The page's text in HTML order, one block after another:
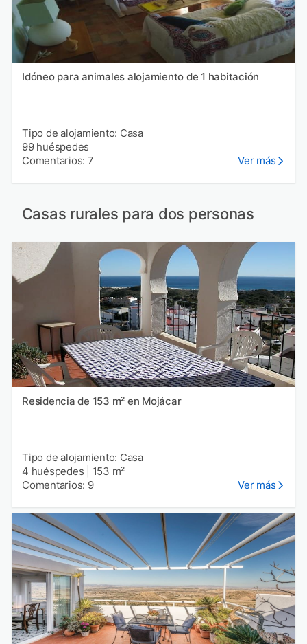
Idóneo para animales alojamiento de 1 habitación
Tipo de alojamiento: Casa
99 huéspedes
Comentarios: 7
Ver más
Casas rurales para dos personas
Residencia de 153 m² en Mojácar
Tipo de alojamiento: Casa
4 huéspedes
153 m²
Comentarios: 9
Ver más